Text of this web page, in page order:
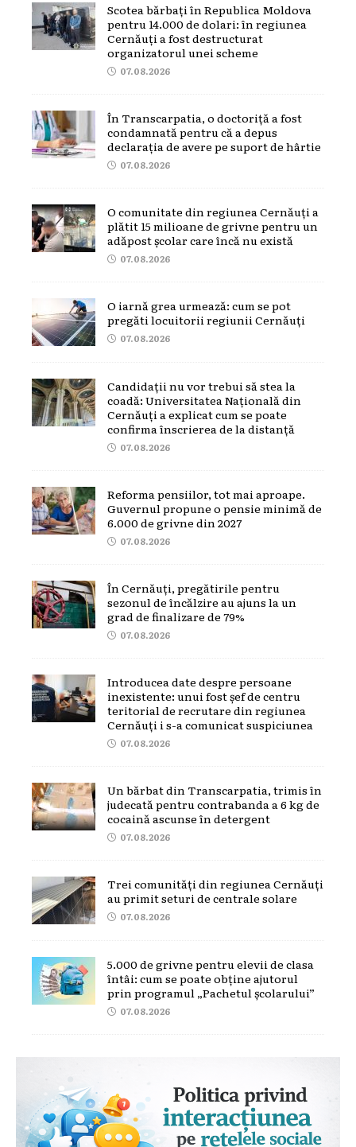
Scotea bărbați în Republica Moldova
pentru 14.000 de dolari: în regiunea
Cernăuți a fost destructurat
organizatorul unei scheme
07.08.2026
În Transcarpatia, o doctoriță a fost
condamnată pentru că a depus
declarația de avere pe suport de hârtie
07.08.2026
O comunitate din regiunea Cernăuți a
plătit 15 milioane de grivne pentru un
adăpost școlar care încă nu există
07.08.2026
O iarnă grea urmează: cum se pot
pregăti locuitorii regiunii Cernăuți
07.08.2026
Candidații nu vor trebui să stea la
coadă: Universitatea Națională din
Cernăuți a explicat cum se poate
confirma înscrierea de la distanță
07.08.2026
Reforma pensiilor, tot mai aproape.
Guvernul propune o pensie minimă de
6.000 de grivne din 2027
07.08.2026
În Cernăuți, pregătirile pentru
sezonul de încălzire au ajuns la un
grad de finalizare de 79%
07.08.2026
Introducea date despre persoane
inexistente: unui fost șef de centru
teritorial de recrutare din regiunea
Cernăuți i s-a comunicat suspiciunea
07.08.2026
Un bărbat din Transcarpatia, trimis în
judecată pentru contrabanda a 6 kg de
cocaină ascunse în detergent
07.08.2026
Trei comunități din regiunea Cernăuți
au primit seturi de centrale solare
07.08.2026
5.000 de grivne pentru elevii de clasa
întâi: cum se poate obține ajutorul
prin programul „Pachetul școlarului”
07.08.2026